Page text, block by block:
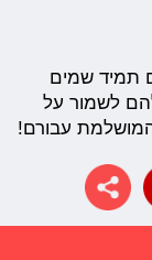
תמיד שמים
לשמור על
עבורם!